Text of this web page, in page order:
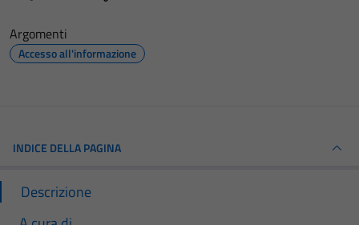
Argomenti
Accesso all'informazione
INDICE DELLA PAGINA
Descrizione